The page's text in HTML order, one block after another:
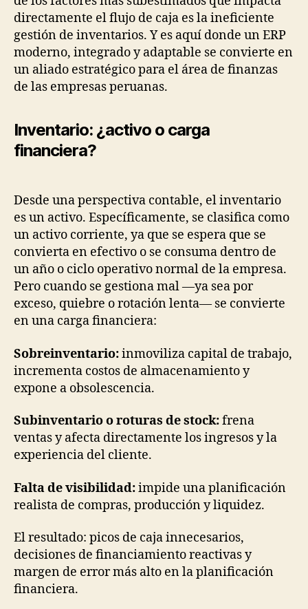
directamente el flujo de caja es la ineficiente
gestión de inventarios. Y es aquí donde un ERP
moderno, integrado y adaptable se convierte en
un aliado estratégico para el área de finanzas
de las empresas peruanas.
Inventario: ¿activo o carga
financiera?
Desde una perspectiva contable, el inventario
es un activo. Específicamente, se clasifica como
un activo corriente, ya que se espera que se
convierta en efectivo o se consuma dentro de
un año o ciclo operativo normal de la empresa.
Pero cuando se gestiona mal —ya sea por
exceso, quiebre o rotación lenta— se convierte
en una carga financiera:
Sobreinventario:inmoviliza capital de trabajo,
incrementa costos de almacenamiento y
expone a obsolescencia.
Subinventario o roturas de stock:frena
ventas y afecta directamente los ingresos y la
experiencia del cliente.
Falta de visibilidad:impide una planificación
realista de compras, producción y liquidez.
El resultado: picos de caja innecesarios,
decisiones de financiamiento reactivas y
margen de error más alto en la planificación
financiera.